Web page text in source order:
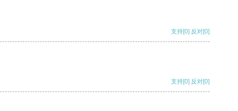
支持[0] 反对[0]
支持[0] 反对[0]